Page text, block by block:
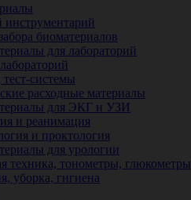
биоматериалов
для лабораторий
системы
расходные материалы
для ЭКГ и УЗИ
и реанимация
и проктология
для урологии
техника, тонометры, глюкометры
уборка, гигиена